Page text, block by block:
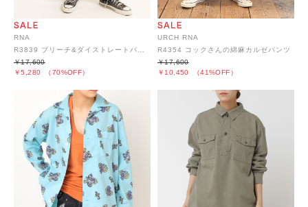
RNA
R3839 ブリーチ&ダイストレートパンツ
￥5,280 （70%OFF）
￥17,600
URCH RNA
R4354 コックさんの綿麻カルゼパンツ
￥10,450 （41%OFF）
￥17,600